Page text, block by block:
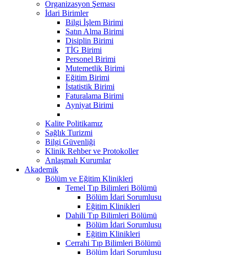
Organizasyon Şeması
İdari Birimler
Bilgi İşlem Birimi
Satın Alma Birimi
Disiplin Birimi
TİG Birimi
Personel Birimi
Mutemetlik Birimi
Eğitim Birimi
İstatistik Birimi
Faturalama Birimi
Ayniyat Birimi
Kalite Politikamız
Sağlık Turizmi
Bilgi Güvenliği
Klinik Rehber ve Protokoller
Anlaşmalı Kurumlar
Akademik
Bölüm ve Eğitim Klinikleri
Temel Tıp Bilimleri Bölümü
Bölüm İdari Sorumlusu
Eğitim Klinikleri
Dahili Tıp Bilimleri Bölümü
Bölüm İdari Sorumlusu
Eğitim Klinikleri
Cerrahi Tıp Bilimleri Bölümü
Bölüm İdari Sorumlusu